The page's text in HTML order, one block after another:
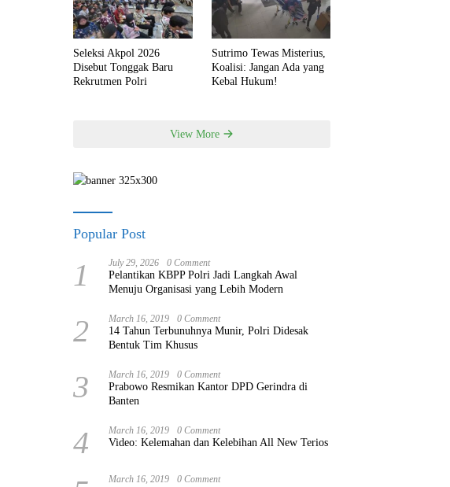
Seleksi Akpol 2026
Disebut Tonggak Baru
Rekrutmen Polri
Sutrimo Tewas Misterius,
Koalisi: Jangan Ada yang
Kebal Hukum!
View More
Popular Post
1 July 29, 2026 0 Comment
Pelantikan KBPP Polri Jadi Langkah Awal
Menuju Organisasi yang Lebih Modern
2 March 16, 2019 0 Comment
14 Tahun Terbunuhnya Munir, Polri Didesak
Bentuk Tim Khusus
3 March 16, 2019 0 Comment
Prabowo Resmikan Kantor DPD Gerindra di
Banten
4 March 16, 2019 0 Comment
Video: Kelemahan dan Kelebihan All New Terios
March 16, 2019 0 Comment